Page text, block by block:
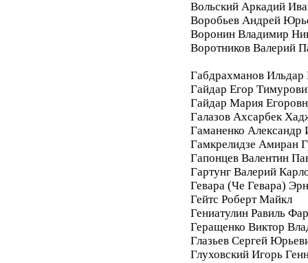
Вольский Аркадий
Воробьев Андрей
Воронин Владимир
Воротников Валерий
Габдрахманов Ильдар
Гайдар Егор
Гайдар Мария
Галазов Ахсарбек
Гаманенко Александр
Гамкрелидзе Амиран
Гапонцев Валентин
Гартунг Валерий
Гевара (Че Гевара)
Гейтс Роберт Майкл
Гениатулин Равиль
Геращенко Виктор
Глазьев Сергей
Глуховский Игорь